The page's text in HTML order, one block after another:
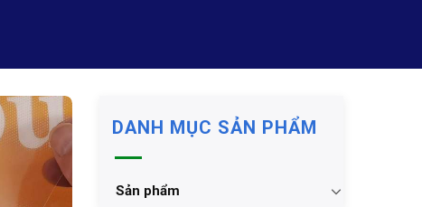
DANH MỤC SẢN PHẨM
Sản phẩm